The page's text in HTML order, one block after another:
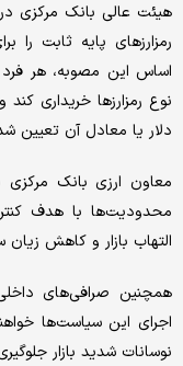
هیئت عالی بانک مرکزی
رمزارزهای پایه ثابت
دلار یا معادل آن تعیین
معاون ارزی بانک مرکزی
محدودیت‌ها با هدف
التهاب بازار و کاهش
همچنین صرافی‌های
اجرای این سیاست‌ها
نوسانات شدید بازار